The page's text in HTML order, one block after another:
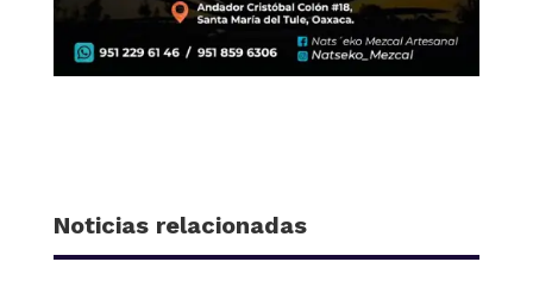
Noticias relacionadas